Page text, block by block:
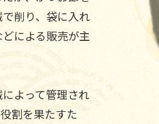
削り、袋に入れ
による販売が主
よって管理され
割を果たすた